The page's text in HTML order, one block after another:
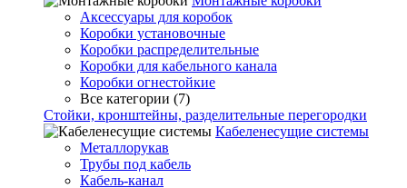
Аксессуары для коробок
Коробки установочные
Коробки распределительные
Коробки для кабельного канала
Коробки огнестойкие
Все категории (7)
Стойки, кронштейны, разделительные перегородки
Кабеленесущие системы
Металлорукав
Трубы под кабель
Кабель-канал